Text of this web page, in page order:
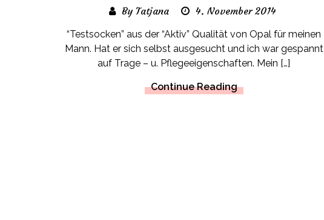
By Tatjana 4. November 2014
“Testsocken” aus der “Aktiv” Qualität von Opal für meinen
Mann. Hat er sich selbst ausgesucht und ich war gespannt
auf Trage – u. Pflegeeigenschaften. Mein […]
Continue Reading